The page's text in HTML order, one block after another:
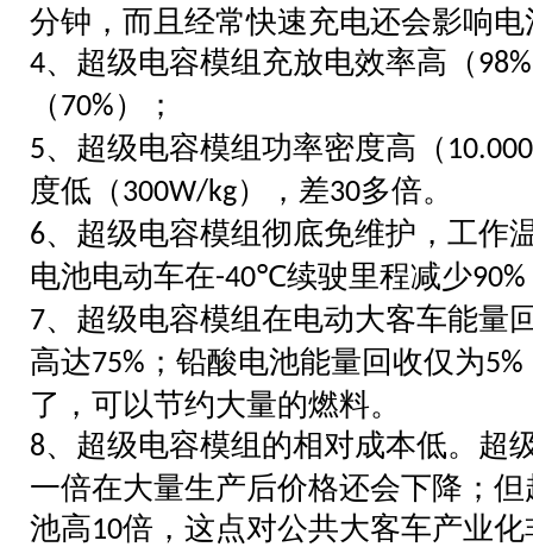
分钟，而且经常快速充电还会影响
4、超级电容模组充放电效率高（98%
（70%）；
5、超级电容模组功率密度高（
度低（300W/kg），差30多倍。
6、超级电容模组彻底免维护，工作
电池电动车在-40℃续驶里程减少90%
7、超级电容模组在电动大客车能量
高达75% ；铅酸电池能量回收仅为5%
了，可以节约大量的燃料。
8、超级电容模组的相对成本低。超
一倍在大量生产后价格还会下降；
池高10倍，这点对公共大客车产业